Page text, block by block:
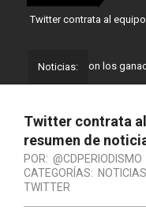
Twitter contrata al
Noticias:
Estos son los
Twitter contrata
resumen de
POR: @CDPERIODISMO
CATEGORÍAS: NOTICIAS
TWITTER